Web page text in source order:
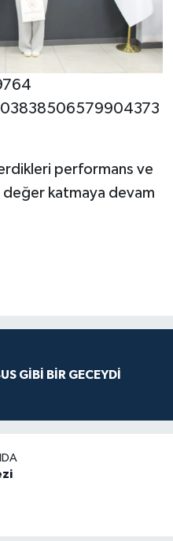
performans ve
katmaya devam
GİBİ BİR GECEYDİ